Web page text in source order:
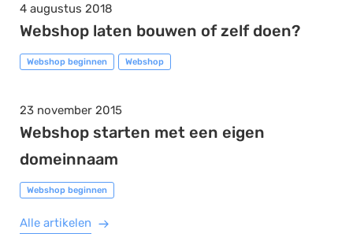
4 augustus 2018
Webshop laten bouwen of zelf doen?
Webshop beginnen Webshop
23 november 2015
Webshop starten met een eigen
domeinnaam
Webshop beginnen
Alle artikelen